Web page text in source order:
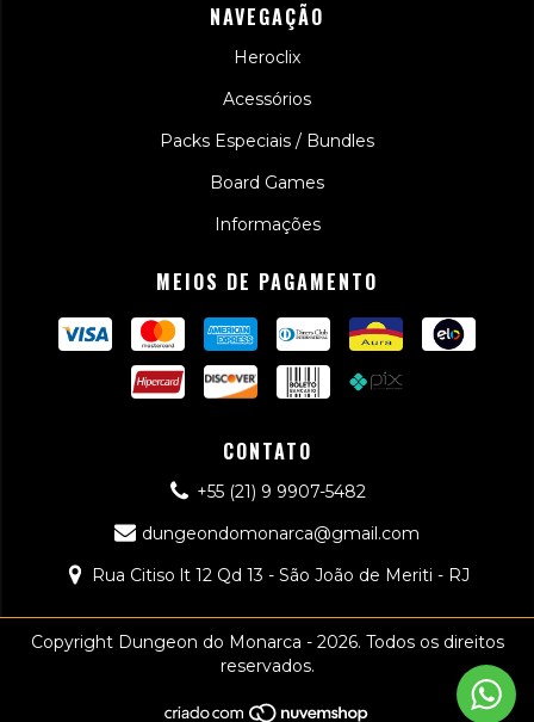
NAVEGAÇÃO
Heroclix
Acessórios
Packs Especiais / Bundles
Board Games
Informações
MEIOS DE PAGAMENTO
CONTATO
+55 (21) 9 9907-5482
dungeondomonarca@gmail.com
Rua Citiso lt 12 Qd 13 - São João de Meriti - RJ
Copyright Dungeon do Monarca - 2026. Todos os direitos
reservados.